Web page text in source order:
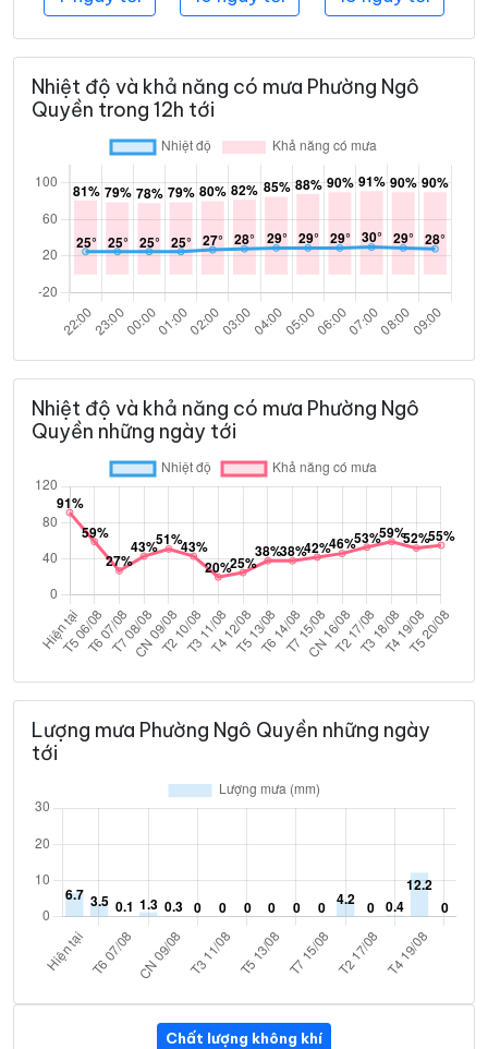
Nhiệt độ và khả năng có mưa Phường Ngô
Quyền trong 12h tới
Nhiệt độ và khả năng có mưa Phường Ngô
Quyền những ngày tới
Lượng mưa Phường Ngô Quyền những ngày
tới
Chất lượng không khí